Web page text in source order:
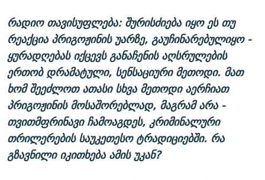
რადიო თავისუფლება: შურისძიება იყო ეს თუ
რეაქცია პრიგოჟინის უარზე, გაუჩინარებულიყო -
ყურადღებას იქცევს განაჩენის აღსრულების
ერთობ დრამატული, სენსაციური მეთოდი. მათ
ხომ შეეძლოთ ათასი სხვა მეთოდი აერჩიათ
პრიგოჟინის მოსაშორებლად, მაგრამ არა -
თვითმფრინავი ჩამოაგდეს, კრიმინალური
თრილერების საუკეთესო ტრადიციებში. რა
გზავნილი იკითხება ამის უკან?